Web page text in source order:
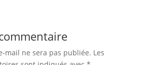
mail ne sera pas publiée. Les